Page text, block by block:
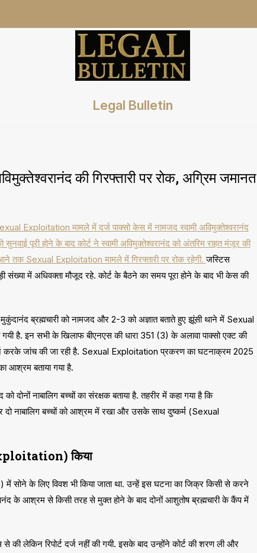
Legal Bulletin
की गिरफ्तारी पर रोक, अग्रिम जमानत
Exploitation मामले में दर्ज पाक्सो केस में नामजद स्वामी अविमुक्तेश्वरानंद
पूरी होने के बाद कोर्ट ने स्वामी अविमुक्तेश्वरानंद को अंतरिम राहत मंजूर की
तक Sexual Exploitation मामले में गिरफ्तारी पर रोक रहेगी.जस्टिस
संख्या में अधिवक्ता मौजूद रहे. कोर्ट के बैठने का समय पूरा होने के बाद भी केस की
ब्रह्मचारी को नामजद और 2-3 को अज्ञात बताते हुए झूंसी थाने में Sexual
गयी है. इन सभी के खिलाफ बीएनएस की धारा 351 (3) के अलावा पाक्सो एक्ट की
करके जांच की जा रही है. Sexual Exploitation प्रकरण का घटनाक्रम 2025
आश्रम बताया गया है.
दोनों नाबालिग बच्चों का संरक्षक बताया है. तहरीर में कहा गया है कि
दो नाबालिग बच्चों को आश्रम में रखा और उसके साथ दुष्कर्म (Sexual
किया
सोने के लिए विवश भी किया जाता था. उन्हें इस घटना का जिक्र किसी से करने
के आश्रम से किसी तरह से मुक्त होने के बाद दोनों आशुतोष ब्रह्मचारी के कैंप में
लेकिन रिपोर्ट दर्ज नहीं की गयी. इसके बाद उन्होंने कोर्ट की शरण ली और